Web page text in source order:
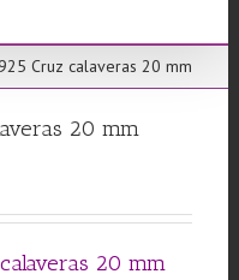
Cruz calaveras 20 mm
20 mm
20 mm